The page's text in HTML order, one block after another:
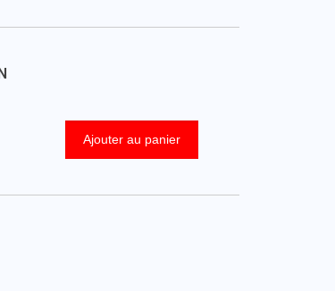
Ajouter au panier